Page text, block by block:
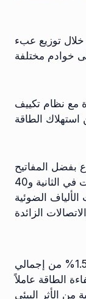
خلال توزيع عبء
مع نظام تكييف
بفضل المفاتيح
المجهزة بسرعات اتصال تبلغ 10 جيجابت في الثانية و40
الضوئية
تستهلك مراكز البيانات ما يقارب 1.5% من إجمالي
الطاقة عاملاً
من الأثر البيئي